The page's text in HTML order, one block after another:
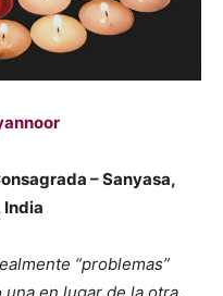
– Sanyasa,
India
“problemas”
en lugar de la otra,